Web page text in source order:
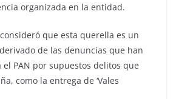
organizada en la entidad.
que esta querella es un
de las denuncias que han
PAN por supuestos delitos que
como la entrega de ‘Vales